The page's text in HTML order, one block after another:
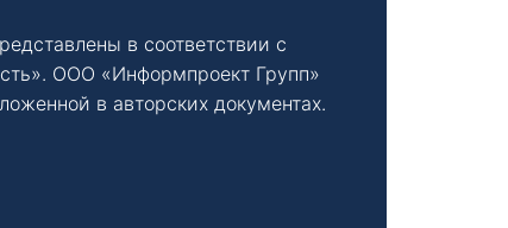
в соответствии с
ООО «Информпроект Групп»
в авторских документах.